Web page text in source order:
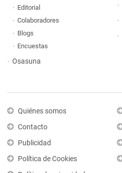
Editorial
Colaboradores
Blogs
Encuestas
Osasuna
Quiénes somos
Contacto
Publicidad
Política de Cookies